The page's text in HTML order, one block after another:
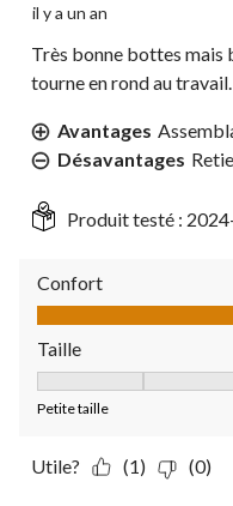
il y a un an
Très bonne bottes mais
tourne en rond au travail.
Avantages
Désavantages
Produit testé :
Confort
Confort, 5.0 sur 5
Taille
Petite taille
Utile? (1) (0)